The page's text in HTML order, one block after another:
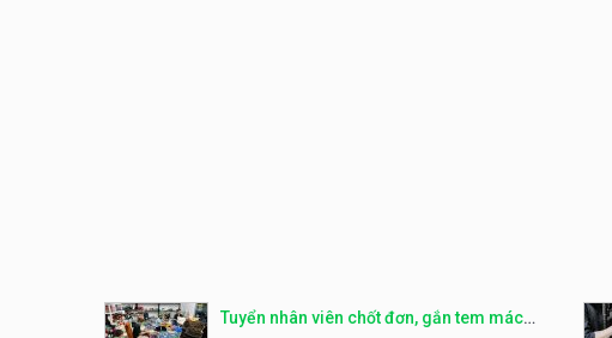
Tuyển nhân viên chốt đơn, gắn tem mác